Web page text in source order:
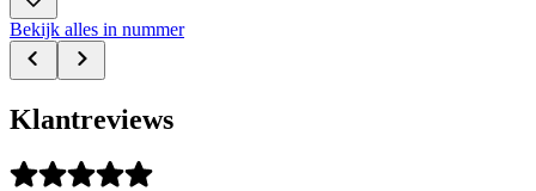
Bekijk alles in nummer
Klantreviews